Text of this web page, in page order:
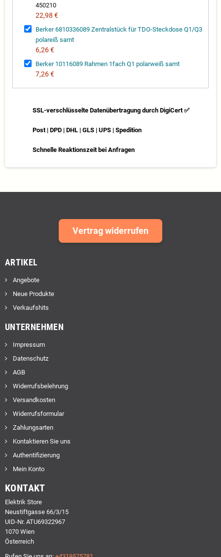
450210
22,98 €
Berker 6810336089 Zentralstück für TDO-Steckdose Q1/Q3
polareiß samt
6,26 €
Berker 10116089 Rahmen 1fach Q1 polarweiß samt
7,26 €
SSL-verschlüsselte Datenübertragung durch DigiCert ✅
Post | DPD | DHL | GLS | UPS | Spedition
Schnelle Reaktionszeit bei Anfragen
Vertrag widerrufen
ARTIKEL
Angebote
Neue Produkte
Verkaufshits
UNTERNEHMEN
Impressum
Datenschutz
AGB
Widerrufsbelehrung
Versandkosten
Widerrufsformular
Zahlungsarten
Kontaktieren Sie uns
Authentifizierung
Mein Konto
KONTAKT
Elektrik Store
Neustiftgasse 66/3/15
UID-Nr. ATU69322967
1070 Wien
Österreich